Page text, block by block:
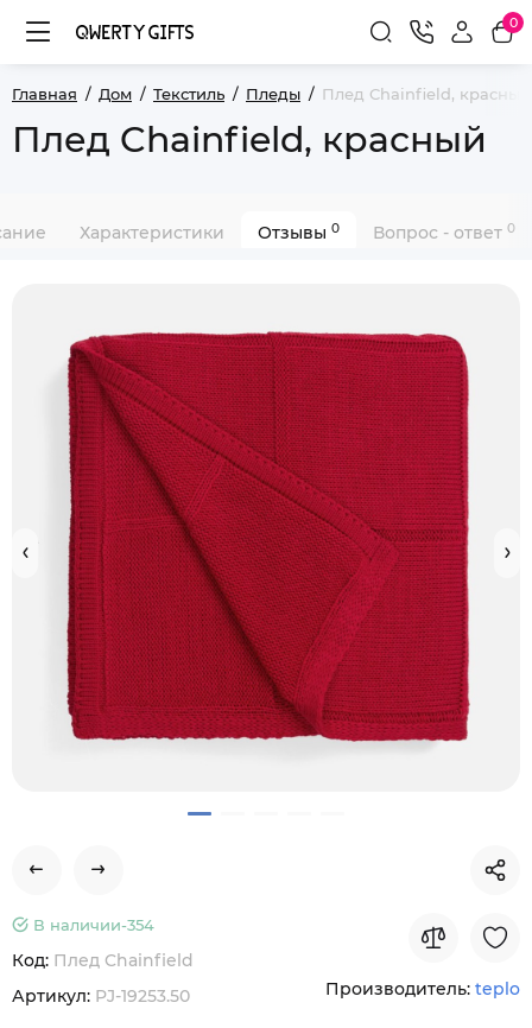
0
Главная Дом Текстиль Пледы Плед Chainfield, красный
Плед Chainfield, красный
Характеристики Отзывы 0 Вопрос - ответ 0
В наличии-354
Код: Плед Chainfield
Артикул: PJ-19253.50 Производитель: teplo